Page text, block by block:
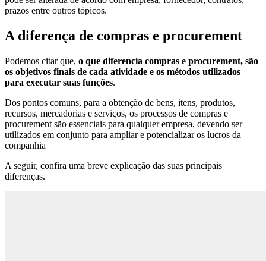
prazos entre outros tópicos.
A diferença de compras e procurement
Podemos citar que, o que diferencia compras e procurement, são
os objetivos finais de cada atividade e os métodos utilizados
para executar suas funções.
Dos pontos comuns, para a obtenção de bens, itens, produtos,
recursos, mercadorias e serviços, os processos de compras e
procurement são essenciais para qualquer empresa, devendo ser
utilizados em conjunto para ampliar e potencializar os lucros da
companhia
A seguir, confira uma breve explicação das suas principais
diferenças.